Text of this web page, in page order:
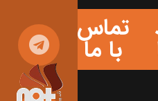
تماس
با ما